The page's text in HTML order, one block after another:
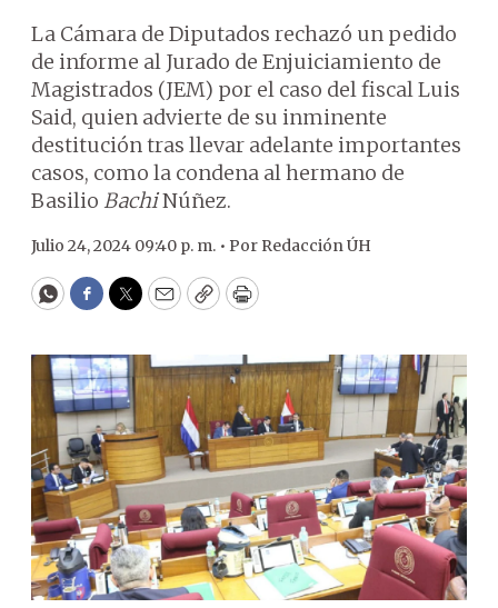
La Cámara de Diputados rechazó un pedido
de informe al Jurado de Enjuiciamiento de
Magistrados (JEM) por el caso del fiscal Luis
Said, quien advierte de su inminente
destitución tras llevar adelante importantes
casos, como la condena al hermano de
Basilio BachiNúñez.
Julio 24, 2024 09:40 p. m. • Por Redacción ÚH
WhatsApp
Facebook
Twitter
EmailCopyPrint